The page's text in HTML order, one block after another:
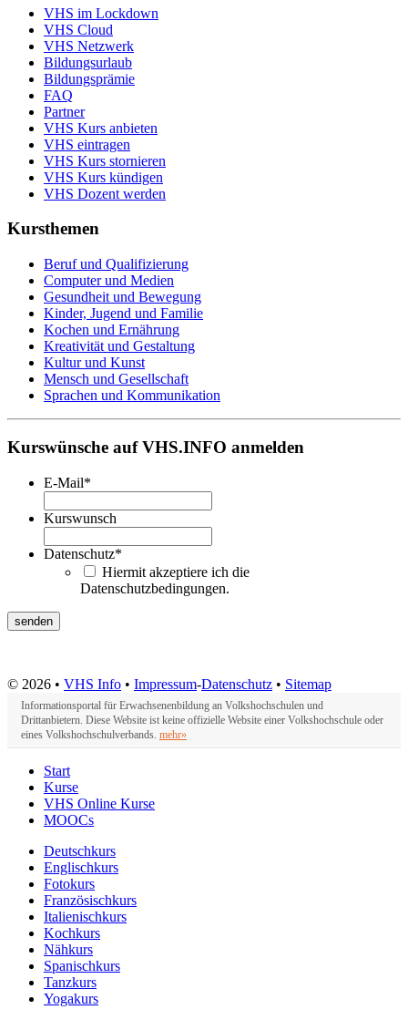
VHS im Lockdown
VHS Cloud
VHS Netzwerk
Bildungsurlaub
Bildungsprämie
FAQ
Partner
VHS Kurs anbieten
VHS eintragen
VHS Kurs stornieren
VHS Kurs kündigen
VHS Dozent werden
Kursthemen
Beruf und Qualifizierung
Computer und Medien
Gesundheit und Bewegung
Kinder, Jugend und Familie
Kochen und Ernährung
Kreativität und Gestaltung
Kultur und Kunst
Mensch und Gesellschaft
Sprachen und Kommunikation
Kurswünsche auf VHS.INFO anmelden
E-Mail*
Kurswunsch
Datenschutz*
Hiermit akzeptiere ich die
Datenschutzbedingungen.
© 2026 • VHS Info • Impressum-Datenschutz • Sitemap
Informationsportal für Erwachsenenbildung an Volkshochschulen und
Drittanbietern. Diese Website ist keine offizielle Website einer Volkshochschule oder
eines Volkshochschulverbands. mehr»
Start
Kurse
VHS Online Kurse
MOOCs
Deutschkurs
Englischkurs
Fotokurs
Französischkurs
Italienischkurs
Kochkurs
Nähkurs
Spanischkurs
Tanzkurs
Yogakurs